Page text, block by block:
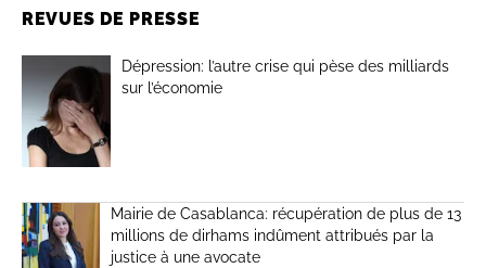
REVUES DE PRESSE
Dépression: l’autre crise qui pèse des milliards
sur l’économie
Mairie de Casablanca: récupération de plus de 13
millions de dirhams indûment attribués par la
justice à une avocate